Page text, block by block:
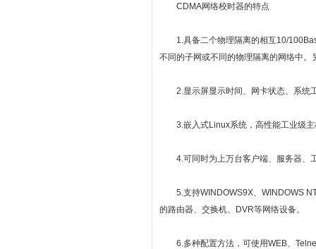
CDMA网络校时器的特点
1.具备二个物理隔离的相互10/
不同的子网或不同的物理隔离的网络中
2.显示屏显示时间、网卡状态、系统
3.嵌入式Linux系统，高性能工业级主
4.可同时为上万台客户端、服务器、
5.支持WINDOWS9X、WINDOWS
的路由器、交换机、DVR等网络设备。
6.多种配置方法，可使用WEB、